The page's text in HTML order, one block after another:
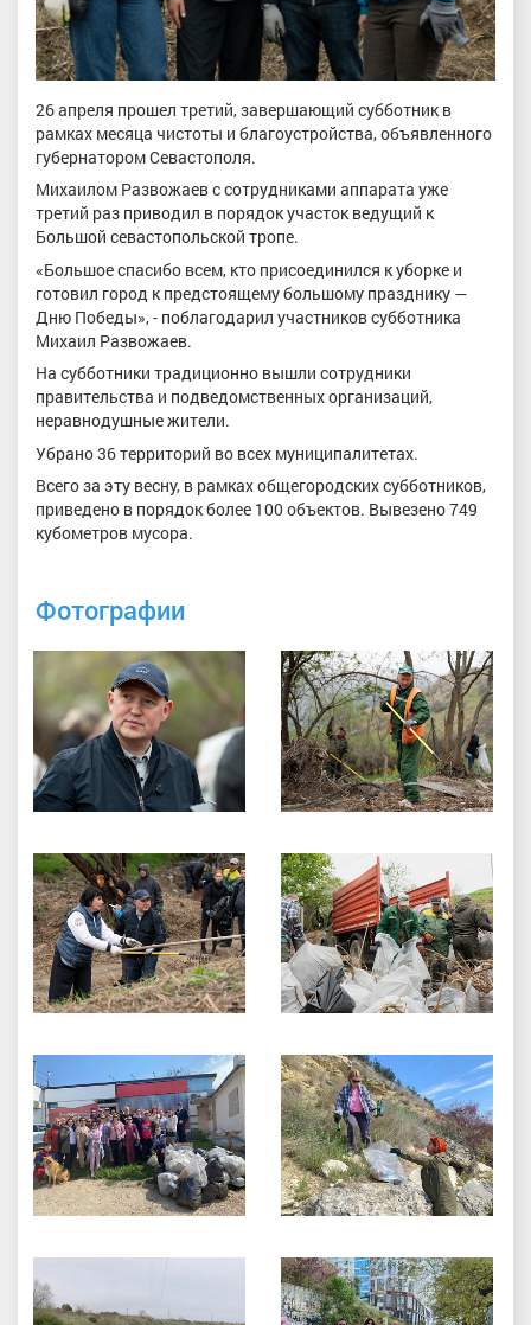
26 апреля прошел третий, завершающий субботник в
рамках месяца чистоты и благоустройства, объявленного
губернатором Севастополя.
Михаилом Развожаев с сотрудниками аппарата уже
третий раз приводил в порядок участок ведущий к
Большой севастопольской тропе.
«Большое спасибо всем, кто присоединился к уборке и
готовил город к предстоящему большому празднику —
Дню Победы», - поблагодарил участников субботника
Михаил Развожаев.
На субботники традиционно вышли сотрудники
правительства и подведомственных организаций,
неравнодушные жители.
Убрано 36 территорий во всех муниципалитетах.
Всего за эту весну, в рамках общегородских субботников,
приведено в порядок более 100 объектов. Вывезено 749
кубометров мусора.
Фотографии